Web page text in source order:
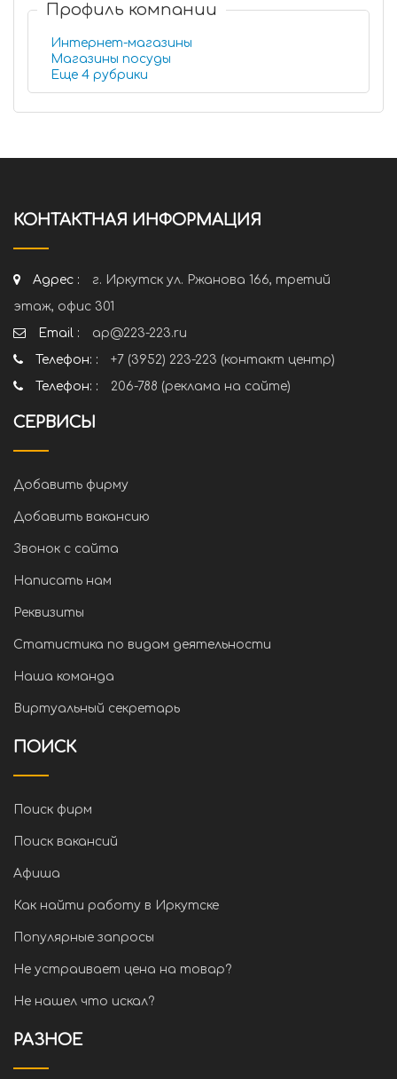
Профиль компании
Интернет-магазины
Магазины посуды
Еще 4 рубрики
КОНТАКТНАЯ ИНФОРМАЦИЯ
Адрес :
г. Иркутск ул. Ржанова 166, третий
этаж, офис 301
Email :
ap@223-223.ru
Телефон: :
+7 (3952) 223-223 (контакт центр)
Телефон: :
206-788 (реклама на сайте)
СЕРВИСЫ
Добавить фирму
Добавить вакансию
Звонок с сайта
Написать нам
Реквизиты
Статистика по видам деятельности
Наша команда
Виртуальный секретарь
ПОИСК
Поиск фирм
Поиск вакансий
Афиша
Как найти работу в Иркутске
Популярные запросы
Не устраивает цена на товар?
Не нашел что искал?
РАЗНОЕ